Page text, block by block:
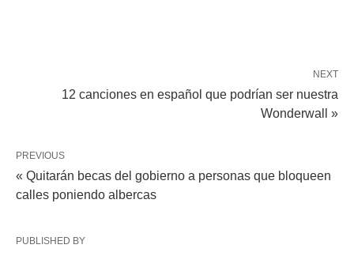
NEXT
12 canciones en español que podrían ser nuestra
Wonderwall »
PREVIOUS
« Quitarán becas del gobierno a personas que bloqueen
calles poniendo albercas
PUBLISHED BY